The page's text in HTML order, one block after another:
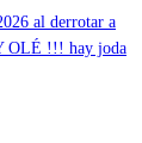
al derrotar a
OLÉ !!! hay joda